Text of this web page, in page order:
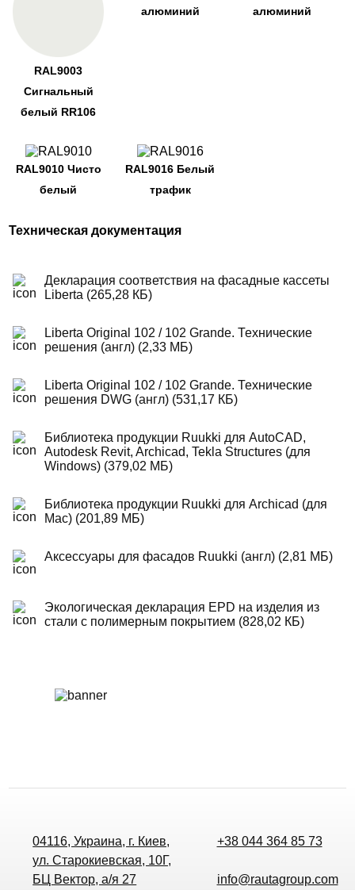
RAL9003
Сигнальный
белый RR106
алюминий
алюминий
RAL9010 Чисто
белый
RAL9016 Белый
трафик
Техническая документация
Декларация соответствия на фасадные кассеты
Liberta (265,28 КБ)
Liberta Original 102 / 102 Grande. Технические
решения (англ) (2,33 МБ)
Liberta Original 102 / 102 Grande. Технические
решения DWG (англ) (531,17 КБ)
Библиотека продукции Ruukki для AutoCAD,
Autodesk Revit, Archicad, Tekla Structures (для
Windows) (379,02 МБ)
Библиотека продукции Ruukki для Archicad (для
Mac) (201,89 МБ)
Аксессуары для фасадов Ruukki (англ) (2,81 МБ)
Экологическая декларация EPD на изделия из
стали с полимерным покрытием (828,02 КБ)
04116, Украина, г. Киев,
ул. Старокиевская, 10Г,
БЦ Вектор, а/я 27
+38 044 364 85 73
info@rautagroup.com